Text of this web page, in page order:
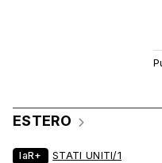
ESTERO
laR+ STATI UNITI/1